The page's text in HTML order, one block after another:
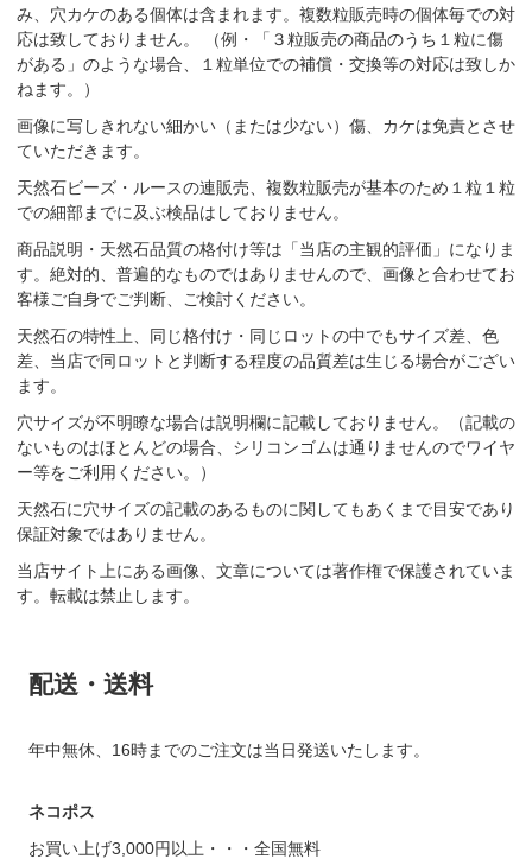
み、穴カケのある個体は含まれます。複数粒販売時の個体毎での対
応は致しておりません。 （例・「３粒販売の商品のうち１粒に傷
がある」のような場合、１粒単位での補償・交換等の対応は致しか
ねます。）
画像に写しきれない細かい（または少ない）傷、カケは免責とさせ
ていただきます。
天然石ビーズ・ルースの連販売、複数粒販売が基本のため１粒１粒
での細部までに及ぶ検品はしておりません。
商品説明・天然石品質の格付け等は「当店の主観的評価」になりま
す。絶対的、普遍的なものではありませんので、画像と合わせてお
客様ご自身でご判断、ご検討ください。
天然石の特性上、同じ格付け・同じロットの中でもサイズ差、色
差、当店で同ロットと判断する程度の品質差は生じる場合がござい
ます。
穴サイズが不明瞭な場合は説明欄に記載しておりません。（記載の
ないものはほとんどの場合、シリコンゴムは通りませんのでワイヤ
ー等をご利用ください。）
天然石に穴サイズの記載のあるものに関してもあくまで目安であり
保証対象ではありません。
当店サイト上にある画像、文章については著作権で保護されていま
す。転載は禁止します。
配送・送料
年中無休、16時までのご注文は当日発送いたします。
ネコポス
お買い上げ3,000円以上・・・全国無料